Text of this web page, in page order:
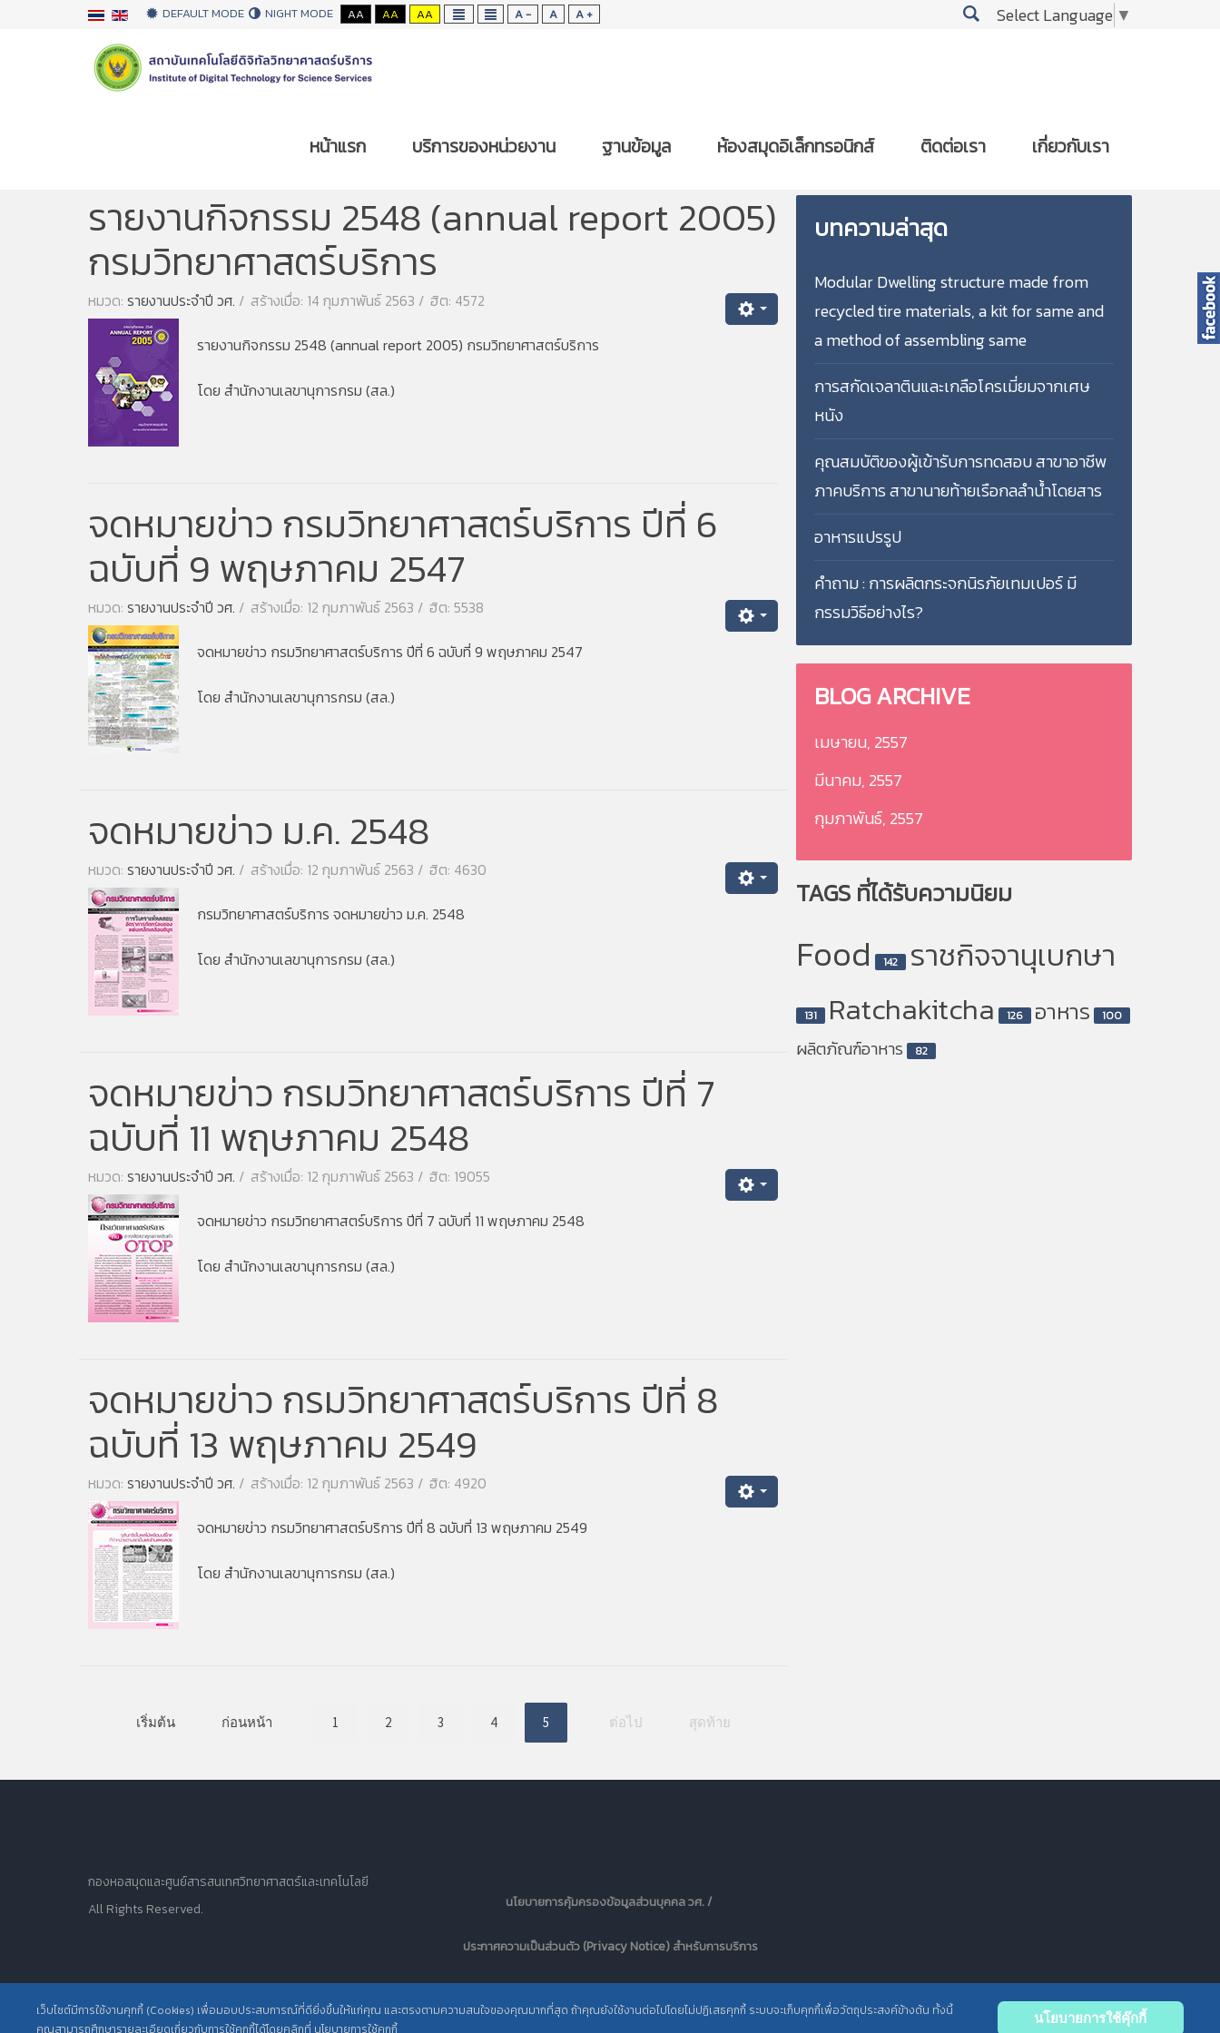
DEFAULT MODE NIGHT MODE AA AA AA A - A A + Select Language ▼
หน้าแรก บริการของหน่วยงาน ฐานข้อมูล ห้องสมุดอิเล็กทรอนิกส์ ติดต่อเรา เกี่ยวกับเรา
รายงานประจำปี รายงานประจำปี วศ.
รายงานกิจกรรม 2548 (annual report 2005)
กรมวิทยาศาสตร์บริการ
หมวด: รายงานประจำปี วศ. สร้างเมื่อ: 14 กุมภาพันธ์ 2563 ฮิต: 4572
รายงานกิจกรรม 2548 (annual report 2005) กรมวิทยาศาสตร์บริการ
โดย สำนักงานเลขานุการกรม (สล.)
จดหมายข่าว กรมวิทยาศาสตร์บริการ ปีที่ 6
ฉบับที่ 9 พฤษภาคม 2547
หมวด: รายงานประจำปี วศ. สร้างเมื่อ: 12 กุมภาพันธ์ 2563 ฮิต: 5538
จดหมายข่าว กรมวิทยาศาสตร์บริการ ปีที่ 6 ฉบับที่ 9 พฤษภาคม 2547
โดย สำนักงานเลขานุการกรม (สล.)
จดหมายข่าว ม.ค. 2548
หมวด: รายงานประจำปี วศ. สร้างเมื่อ: 12 กุมภาพันธ์ 2563 ฮิต: 4630
กรมวิทยาศาสตร์บริการ จดหมายข่าว ม.ค. 2548
โดย สำนักงานเลขานุการกรม (สล.)
จดหมายข่าว กรมวิทยาศาสตร์บริการ ปีที่ 7
ฉบับที่ 11 พฤษภาคม 2548
หมวด: รายงานประจำปี วศ. สร้างเมื่อ: 12 กุมภาพันธ์ 2563 ฮิต: 19055
จดหมายข่าว กรมวิทยาศาสตร์บริการ ปีที่ 7 ฉบับที่ 11 พฤษภาคม 2548
โดย สำนักงานเลขานุการกรม (สล.)
จดหมายข่าว กรมวิทยาศาสตร์บริการ ปีที่ 8
ฉบับที่ 13 พฤษภาคม 2549
หมวด: รายงานประจำปี วศ. สร้างเมื่อ: 12 กุมภาพันธ์ 2563 ฮิต: 4920
จดหมายข่าว กรมวิทยาศาสตร์บริการ ปีที่ 8 ฉบับที่ 13 พฤษภาคม 2549
โดย สำนักงานเลขานุการกรม (สล.)
เริ่มต้น ก่อนหน้า 1 2 3 4 5 ต่อไป สุดท้าย
บทความล่าสุด
Modular Dwelling structure made from
recycled tire materials, a kit for same and
a method of assembling same
การสกัดเจลาตินและเกลือโครเมี่ยมจากเศษ
หนัง
คุณสมบัติของผู้เข้ารับการทดสอบ สาขาอาชีพ
ภาคบริการ สาขานายท้ายเรือกลลำน้ำโดยสาร
อาหารแปรรูป
คำถาม : การผลิตกระจกนิรภัยเทมเปอร์ มี
กรรมวิธีอย่างไร?
BLOGARCHIVE
เมษายน, 2557
มีนาคม, 2557
กุมภาพันธ์, 2557
TAGS ที่ได้รับความนิยม
Food 142 ราชกิจจานุเบกษา
131 Ratchakitcha 126 อาหาร 100
ผลิตภัณฑ์อาหาร 82
เว็บไซต์มีการใช้งานคุกกี้ (Cookies) เพื่อมอบประสบการณ์ที่ดียิ่งขึ้นให้แก่คุณ และตรงตามความสนใจของคุณมากที่สุด ถ้าคุณยังใช้งานต่อไปโดยไม่ปฏิเสธคุกกี้ ระบบจะเก็บคุกกี้เพื่อวัตถุประสงค์ข้างต้น ทั้งนี้
คุณสามารถศึกษารายละเอียดเกี่ยวกับการใช้คุกกี้ได้โดยคลิกที่ นโยบายการใช้คุกกี้
นโยบายการใช้คุ๊กกี้
กองหอสมุดและศูนย์สารสนเทศวิทยาศาสตร์และเทคโนโลยี
All Rights Reserved.
นโยบายการคุ้มครองข้อมูลส่วนบุคคล วศ. /
ประกาศความเป็นส่วนตัว (Privacy Notice) สำหรับการบริการ